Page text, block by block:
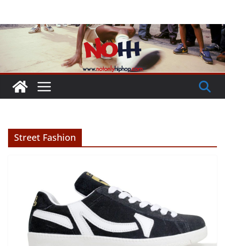
contenu
Street Fashion